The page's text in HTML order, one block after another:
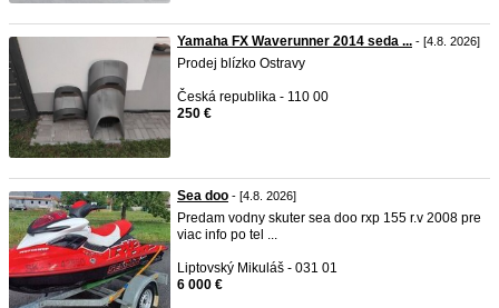
Yamaha FX Waverunner 2014 seda ... - [4.8. 2026]
Prodej blízko Ostravy
Česká republika - 110 00
250 €
Sea doo - [4.8. 2026]
Predam vodny skuter sea doo rxp 155 r.v 2008 pre
viac info po tel ...
Liptovský Mikuláš - 031 01
6 000 €